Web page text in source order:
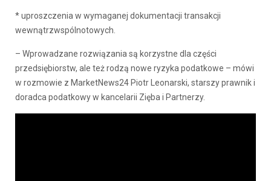
* uproszczenia w wymaganej dokumentacji transakcji
wewnątrzwspólnotowych.
– Wprowadzane rozwiązania są korzystne dla części
przedsiębiorstw, ale też rodzą nowe ryzyka podatkowe – mówi
w rozmowie z MarketNews24 Piotr Leonarski, starszy prawnik i
doradca podatkowy w kancelarii Zięba i Partnerzy.